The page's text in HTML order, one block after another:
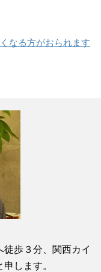
なる方がおられます
歩３分、関西カイ
します。